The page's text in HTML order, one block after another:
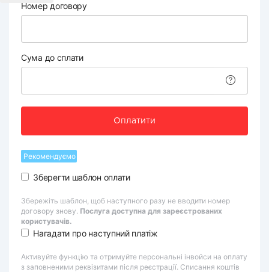
Номер договору
Сума до сплати
Оплатити
Рекомендуємо
Зберегти шаблон оплати
Збережіть шаблон, щоб наступного разу не вводити номер
договору знову. Послуга доступна для зареєстрованих
користувачів.
Нагадати про наступний платіж
Активуйте функцію та отримуйте персональні інвойси на оплату
з заповненими реквізитами після реєстрації. Списання коштів